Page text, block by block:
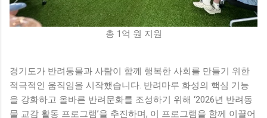
총 1억 원 지원
경기도가 반려동물과 사람이 함께 행복한 사회를 만들기 위한
적극적인 움직임을 시작했습니다. 반려마루 화성의 핵심 기능
을 강화하고 올바른 반려문화를 조성하기 위해 ‘2026년 반려동
물 교감 활동 프로그램’을 추진하며, 이 프로그램을 함께 이끌어